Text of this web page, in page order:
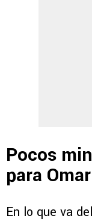
Pocos
para
En lo que va